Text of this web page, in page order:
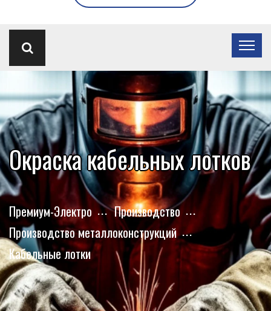
Окраска кабельных лотков
Премиум-Электро
Производство
Производство металлоконструкций
Кабельные лотки